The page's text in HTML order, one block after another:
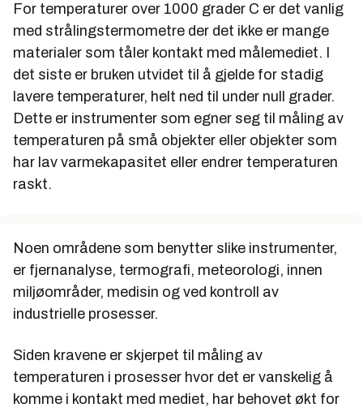
For temperaturer over 1000 grader C er det vanlig
med strålingstermometre der det ikke er mange
materialer som tåler kontakt med målemediet. I
det siste er bruken utvidet til å gjelde for stadig
lavere temperaturer, helt ned til under null grader.
Dette er instrumenter som egner seg til måling av
temperaturen på små objekter eller objekter som
har lav varmekapasitet eller endrer temperaturen
raskt.
Noen områdene som benytter slike instrumenter,
er fjernanalyse, termografi, meteorologi, innen
miljøområder, medisin og ved kontroll av
industrielle prosesser.
Siden kravene er skjerpet til måling av
temperaturen i prosesser hvor det er vanskelig å
komme i kontakt med mediet, har behovet økt for